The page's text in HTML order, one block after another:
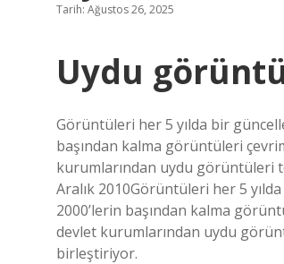
Tarih: Ağustos 26, 2025
Uydu
Görüntüleri her 5 yılda bir
başından kalma görüntüleri
kurumlarından uydu görüntüleri
Aralık 2010Görüntüleri her 5
2000’lerin başından kalma
devlet kurumlarından uydu
birleştiriyor.